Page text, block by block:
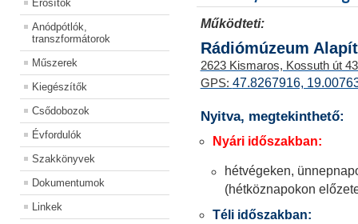
Erősítők
Anódpótlók,
transzformátorok
Műszerek
Kiegészítők
Csődobozok
Évfordulók
Szakkönyvek
Dokumentumok
Linkek
Működteti:
Rádiómúzeum
2623 Kismaros, Kossuth út
GPS: 47.8267916,
Nyitva, megtekinthető:
Nyári időszakban:
hétvégeken,
(hétköznapokon
Téli időszakban: